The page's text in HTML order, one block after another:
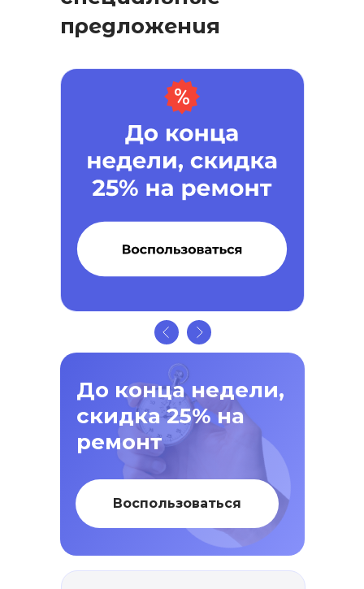
предложения
До конца недели,
скидка 25% на
ремонт
Воспользоваться